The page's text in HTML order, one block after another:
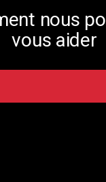
nous
vous aider